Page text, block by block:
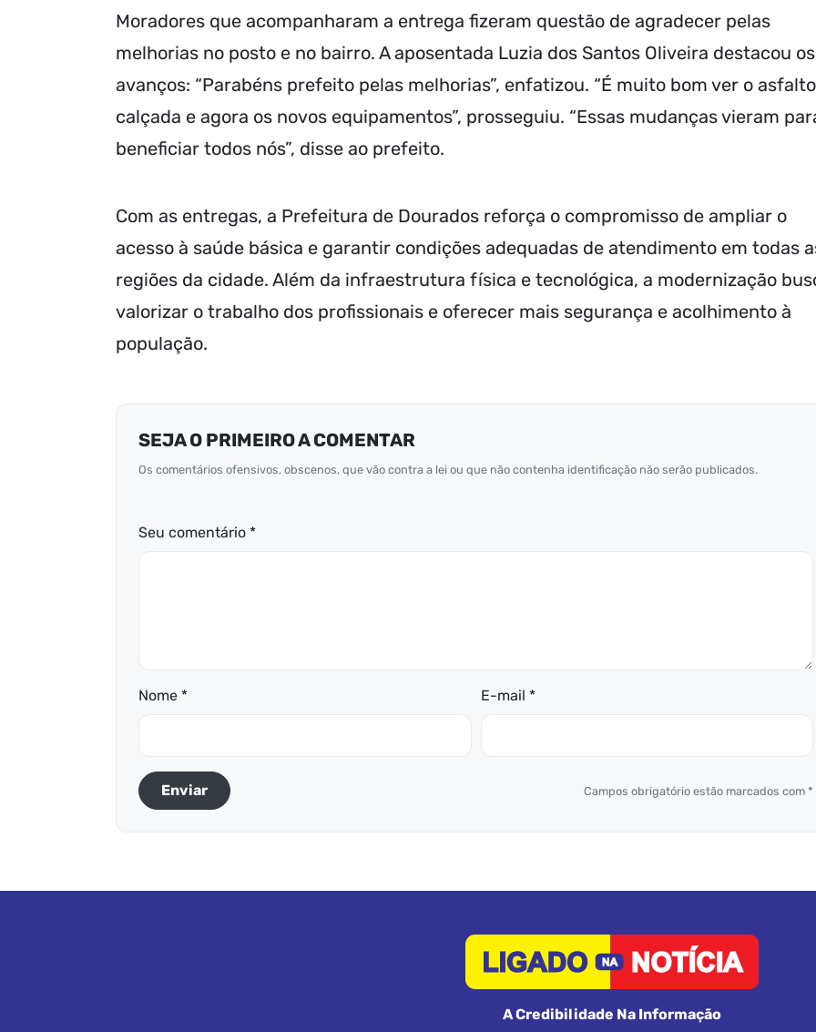
Moradores que acompanharam a entrega fizeram questão de agradecer pelas
melhorias no posto e no bairro. A aposentada Luzia dos Santos Oliveira destacou os
avanços: “Parabéns prefeito pelas melhorias”, enfatizou. “É muito bom ver o
calçada e agora os novos equipamentos”, prosseguiu. “Essas mudanças vieram
beneficiar todos nós”, disse ao prefeito.
Com as entregas, a Prefeitura de Dourados reforça o compromisso de ampliar o
acesso à saúde básica e garantir condições adequadas de atendimento em todas
regiões da cidade. Além da infraestrutura física e tecnológica, a modernização
valorizar o trabalho dos profissionais e oferecer mais segurança e acolhimento à
população.
SEJA O PRIMEIRO A COMENTAR
Os comentários ofensivos, obscenos, que vão contra a lei ou que não contenha identificação não serão publicados.
Seu comentário *
Nome * E-mail *
Enviar Campos obrigatório estão marcados com *
A Credibilidade Na Informação